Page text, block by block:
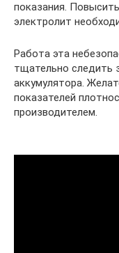
показания.
электролит
Работа эта
тщательно следить
аккумулятора.
показателей
производителем.